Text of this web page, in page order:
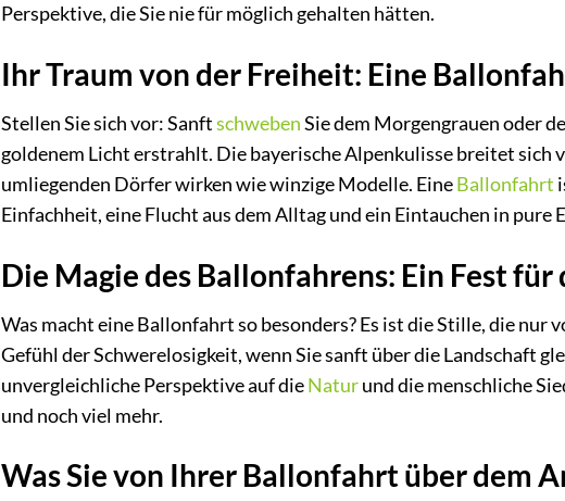
Perspektive, die Sie nie für möglich gehalten hätten.
Ihr Traum von der Freiheit: Eine
Stellen Sie sich vor: SanftschwebenSie dem Morgengrauen oder
goldenem Licht erstrahlt. Die bayerische Alpenkulisse breitet sich
umliegenden Dörfer wirken wie winzige Modelle. EineBallonfahrt
Einfachheit, eine Flucht aus dem Alltag und ein Eintauchen in pure
Die Magie des Ballonfahrens: Ein Fest für
Was macht eine Ballonfahrt so besonders? Es ist die Stille, die
Gefühl der Schwerelosigkeit, wenn Sie sanft über die Landschaft
unvergleichliche Perspektive auf dieNaturund die menschliche
und noch viel mehr.
Was Sie von Ihrer Ballonfahrt über dem